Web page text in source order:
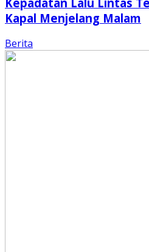
Kapal Menjelang Malam
Berita